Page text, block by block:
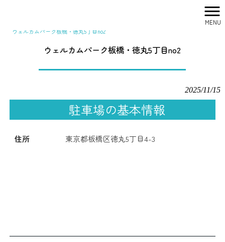
MENU
ウェルカムパーク板橋・徳丸5丁目no2
ウェルカムパーク板橋・徳丸5丁目no2
2025/11/15
駐車場の基本情報
住所 東京都板橋区徳丸5丁目4-3